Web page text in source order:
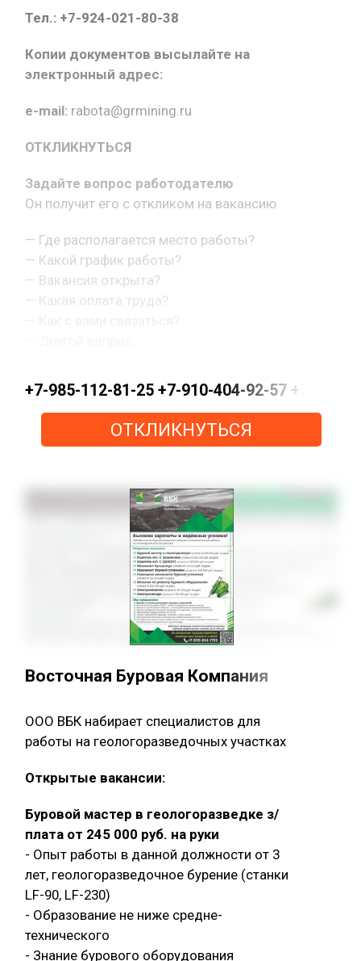
Тел.: +7-924-021-80-38
Копии документов высылайте на
электронный адрес:
e-mail: rabota@grmining.ru
ОТКЛИКНУТЬСЯ
Задайте вопрос работодателю
Он получит его с откликом на вакансию
— Где располагается место работы?
— Какой график работы?
— Вакансия открыта?
— Какая оплата труда?
+7-985-112-81-25 +7-910-404-92-57 +7-915-
ОТКЛИКНУТЬСЯ
Восточная Буровая Компания
ООО ВБК набирает специалистов для
работы на геологоразведочных участках
Открытые вакансии:
Буровой мастер в геологоразведке з/
плата от 245 000 руб. на руки
- Опыт работы в данной должности от 3
лет, геологоразведочное бурение (станки
LF-90, LF-230)
- Образование не ниже средне-
технического
- Знание бурового оборудования